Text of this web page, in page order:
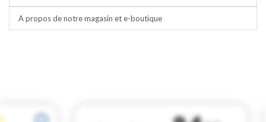
A propos de notre magasin et e-boutique